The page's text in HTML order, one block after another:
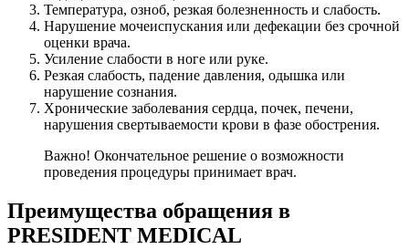
Температура, озноб, резкая болезненность и слабость.
Нарушение мочеиспускания или дефекации без срочной
оценки врача.
Усиление слабости в ноге или руке.
Резкая слабость, падение давления, одышка или
нарушение сознания.
Хронические заболевания сердца, почек, печени,
нарушения свертываемости крови в фазе обострения.
Важно! Окончательное решение о возможности
проведения процедуры принимает врач.
Преимущества обращения в
PRESIDENT MEDICAL